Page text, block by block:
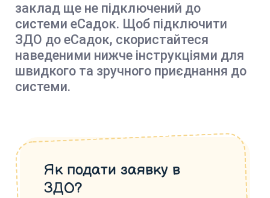
заклад ще не підключений до
системи еСадок. Щоб підключити
ЗДО до еСадок, скористайтеся
наведеними нижче інструкціями для
швидкого та зручного приєднання до
системи.
Як подати заявку в
ЗДО?